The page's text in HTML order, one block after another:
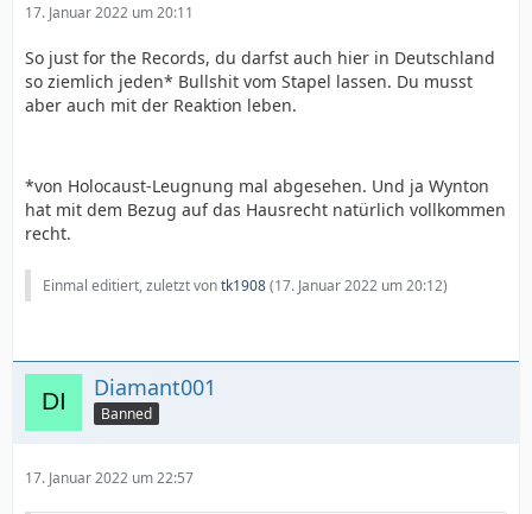
17. Januar 2022 um 20:11
So just for the Records, du darfst auch hier in Deutschland
so ziemlich jeden* Bullshit vom Stapel lassen. Du musst
aber auch mit der Reaktion leben.
*von Holocaust-Leugnung mal abgesehen. Und ja Wynton
hat mit dem Bezug auf das Hausrecht natürlich vollkommen
recht.
Einmal editiert, zuletzt vontk1908(17. Januar 2022 um 20:12)
Diamant001
Banned
17. Januar 2022 um 22:57